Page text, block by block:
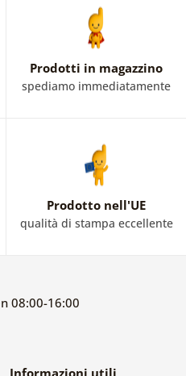
Prodotti in magazzino
spediamo immediatamente
Prodotto nell'UE
qualità di stampa eccellente
08:00-16:00